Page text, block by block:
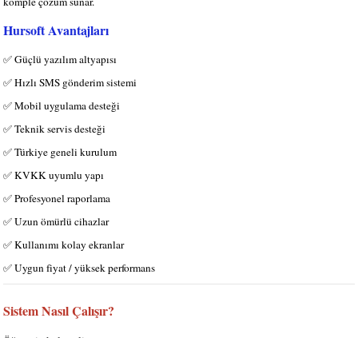
Hursoft Avantajları
✅ Güçlü yazılım altyapısı
✅ Hızlı SMS gönderim sistemi
✅ Mobil uygulama desteği
✅ Teknik servis desteği
✅ Türkiye geneli kurulum
✅ KVKK uyumlu yapı
✅ Profesyonel raporlama
✅ Uzun ömürlü cihazlar
✅ Kullanımı kolay ekranlar
✅ Uygun fiyat / yüksek performans
Sistem Nasıl Çalışır?